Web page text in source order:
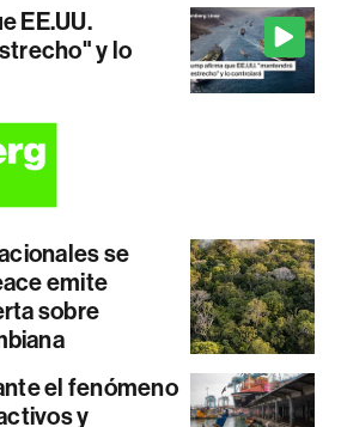
EE.UU.
y lo
se
emite
sobre
el fenómeno
y